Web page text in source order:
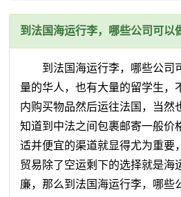
到法国海运行李，哪些公司可以
到法国海运行李，哪些公
量的华人，也有大量的留学生，
内购买物品然后运往法国，当然
知道到中法之间包裹邮寄一般价
适并便宜的渠道就显得尤为重要
贸易除了空运剩下的选择就是海
廉，那么到法国海运行李，哪